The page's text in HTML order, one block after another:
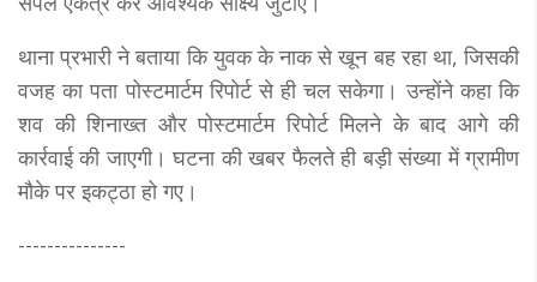
थाना प्रभारी ने बताया कि युवक के नाक से खून बह रहा था, जिसकी
वजह का पता पोस्टमार्टम रिपोर्ट से ही चल सकेगा। उन्होंने कहा कि
शव की शिनाख्त और पोस्टमार्टम रिपोर्ट मिलने के बाद आगे की
कार्रवाई की जाएगी। घटना की खबर फैलते ही बड़ी संख्या में ग्रामीण
मौके पर इकट्ठा हो गए।
---------------